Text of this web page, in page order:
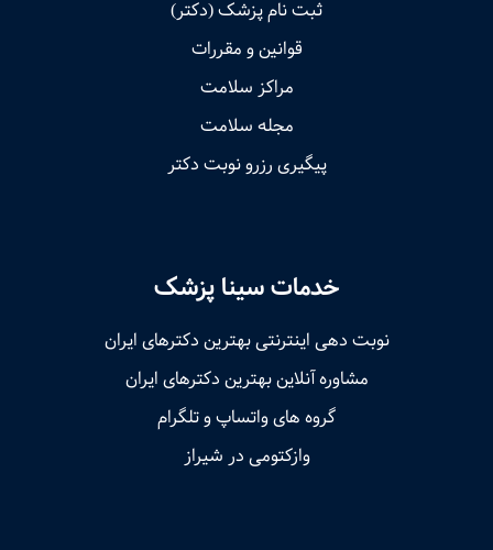
ثبت نام پزشک (دکتر)
قوانین و مقررات
مراکز سلامت
مجله سلامت
پیگیری رزرو نوبت دکتر
خدمات سینا پزشک
نوبت‌ دهی اینترنتی بهترین دکترهای ایران
مشاوره آنلاین بهترین دکترهای ایران
گروه های واتساپ و تلگرام
وازکتومی در شیراز